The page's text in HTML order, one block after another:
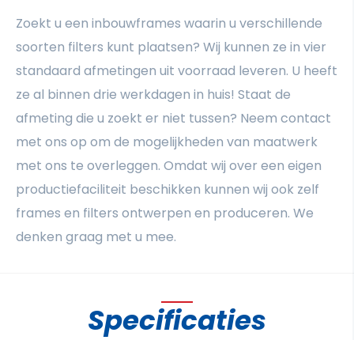
Zoekt u een inbouwframes waarin u verschillende
soorten filters kunt plaatsen? Wij kunnen ze in vier
standaard afmetingen uit voorraad leveren. U heeft
ze al binnen drie werkdagen in huis! Staat de
afmeting die u zoekt er niet tussen? Neem contact
met ons op om de mogelijkheden van maatwerk
met ons te overleggen. Omdat wij over een eigen
productiefaciliteit beschikken kunnen wij ook zelf
frames en filters ontwerpen en produceren. We
denken graag met u mee.
Specificaties